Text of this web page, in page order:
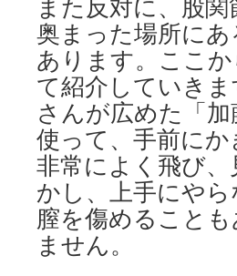
また反対に、股
奥まった場所に
あります。ここ
て紹介していき
さんが広めた「
使って、手前に
非常によく飛び
かし、上手にや
膣を傷めること
ません。